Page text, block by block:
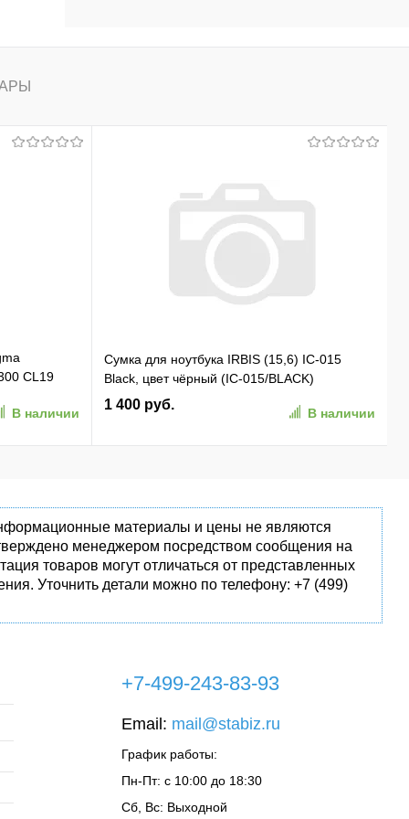
CL19
В наличии
Сумка для ноутбука IRBIS (15,6) IC-015
Black, цвет чёрный (IC-015/BLACK)
1 400 руб.
В наличии
материалы и цены не являются
менеджером посредством сообщения на
товаров могут отличаться от представленных
Уточнить детали можно по телефону: +7 (499)
+7-499-243-83-93
Email: mail@stabiz.ru
График работы:
Пн-Пт: с 10:00 до 18:30
Сб, Вс: Выходной